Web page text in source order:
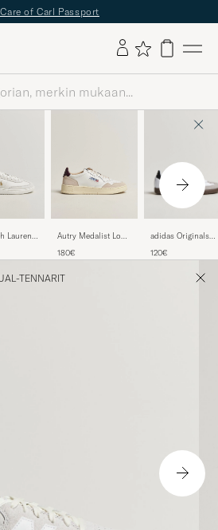
of Carl Passport
Lauren
Autry Medalist Low
Sneaker White/Fig
180€
adidas Originals
White/Black
120€
TENNARIT